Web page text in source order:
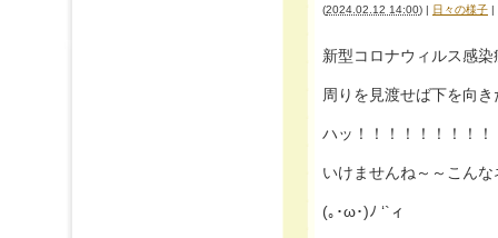
(2024.02.12 14:00) | 日々の様子 |
新型コロナウィルス感
周りを見渡せば下を向
ハッ！！！！！！！！
いけませんね～～こん
(｡･ω･)ﾉ ‘`ィ